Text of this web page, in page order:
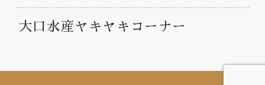
大口水産ヤキヤキコーナー